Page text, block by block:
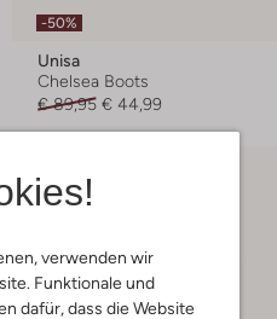
verwenden wir
Funktionale und
dafür, dass die Website
-50%
Unisa
Chelsea Boots
€ 89,95 € 44,99